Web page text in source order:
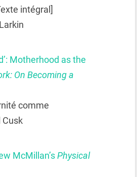
intégral]
Motherhood as the
On Becoming a
comme
Cusk
McMillan’sPhysical